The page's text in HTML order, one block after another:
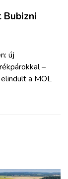
új
–
a MOL